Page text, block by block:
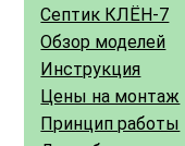
Септик КЛЁН-7
Обзор моделей
Инструкция
Цены на монтаж
Принцип работы